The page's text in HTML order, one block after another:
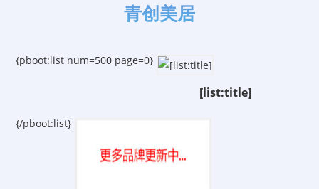
青创美居
{pboot:list num=500 page=0}
[list:title]
{/pboot:list}